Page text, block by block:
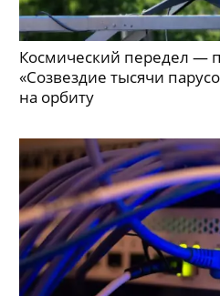
Космический передел —
«Созвездие тысячи
на орбиту